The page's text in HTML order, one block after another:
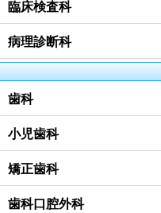
臨床検査科
病理診断科
歯科
小児歯科
矯正歯科
歯科口腔外科